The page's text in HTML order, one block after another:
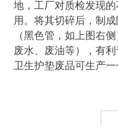
地，工厂对质检发现
用。将其切碎后，制
（黑色管，如上图右
废水、废油等），有
卫生护垫废品可生产一